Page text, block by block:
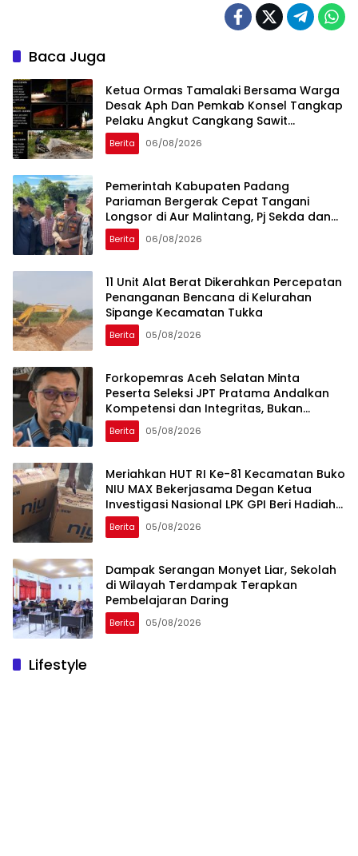
Baca Juga
Ketua Ormas Tamalaki Bersama Warga
Desak Aph Dan Pemkab Konsel Tangkap
Pelaku Angkut Cangkang Sawit
Overload, Truk PT KAP Melintas Jalan
Umum
Berita 06/08/2026
Pemerintah Kabupaten Padang
Pariaman Bergerak Cepat Tangani
Longsor di Aur Malintang, Pj Sekda dan
Anggota DPR RI Sepakati Pembukaan
Trase Jalan Baru
Berita 06/08/2026
11 Unit Alat Berat Dikerahkan Percepatan
Penanganan Bencana di Kelurahan
Sipange Kecamatan Tukka
Berita 05/08/2026
Forkopemras Aceh Selatan Minta
Peserta Seleksi JPT Pratama Andalkan
Kompetensi dan Integritas, Bukan
Kedekatan
Berita 05/08/2026
Meriahkan HUT RI Ke-81 Kecamatan Buko
NIU MAX Bekerjasama Degan Ketua
Investigasi Nasional LPK GPI Beri Hadiah
Sponsor Kegiatan Laga Sepak Bola U-
45
Berita 05/08/2026
Dampak Serangan Monyet Liar, Sekolah
di Wilayah Terdampak Terapkan
Pembelajaran Daring
Berita 05/08/2026
Lifestyle